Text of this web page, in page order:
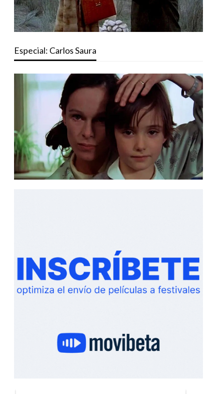
Especial: Carlos Saura